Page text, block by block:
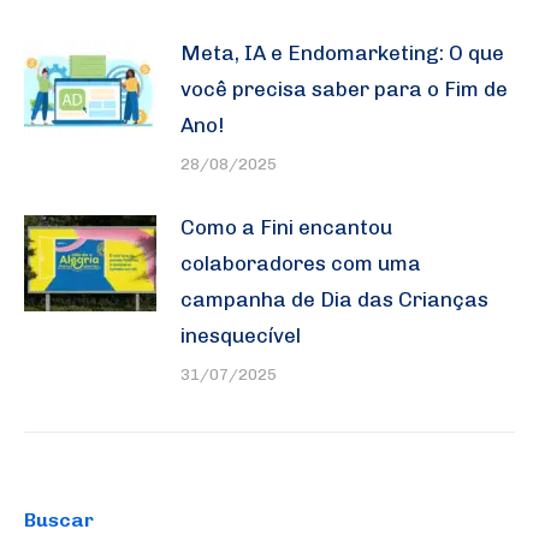
Meta, IA e Endomarketing: O que
você precisa saber para o Fim de
Ano!
28/08/2025
Como a Fini encantou
colaboradores com uma
campanha de Dia das Crianças
inesquecível
31/07/2025
Buscar